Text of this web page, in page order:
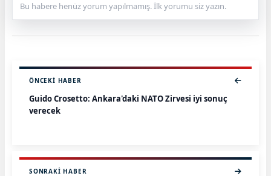
Bu habere henüz yorum yapılmamış. İlk yorumu siz yazın.
ÖNCEKI HABER
Guido Crosetto: Ankara'daki NATO Zirvesi iyi sonuç
verecek
SONRAKI HABER